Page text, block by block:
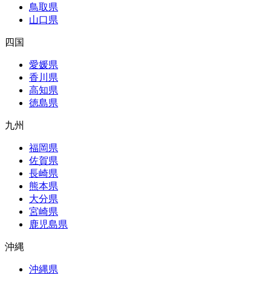
鳥取県
山口県
四国
愛媛県
香川県
高知県
徳島県
九州
福岡県
佐賀県
長崎県
熊本県
大分県
宮崎県
鹿児島県
沖縄
沖縄県